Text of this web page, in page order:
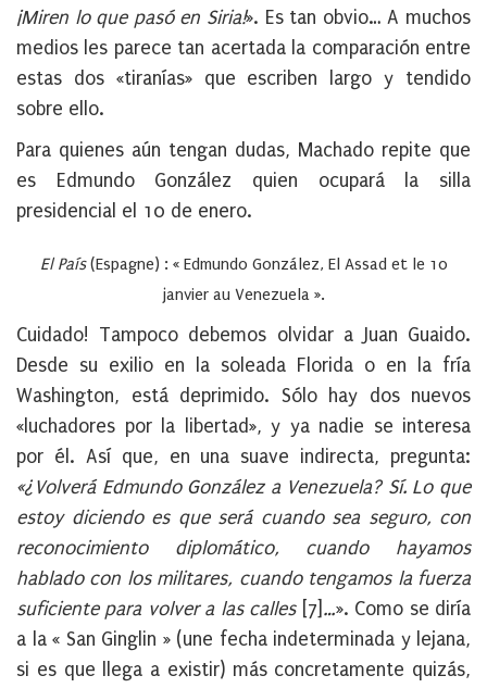
¡Miren lo que pasó en Siria!». Es tan obvio… A muchos
medios les parece tan acertada la comparación entre
estas dos «tiranías» que escriben largo y tendido
sobre ello.
Para quienes aún tengan dudas, Machado repite que
es Edmundo González quien ocupará la silla
presidencial el 10 de enero.
El País(Espagne) : « Edmundo González, El Assad et le 10
janvier au Venezuela ».
Cuidado! Tampoco debemos olvidar a Juan Guaido.
Desde su exilio en la soleada Florida o en la fría
Washington, está deprimido. Sólo hay dos nuevos
«luchadores por la libertad», y ya nadie se interesa
por él. Así que, en una suave indirecta, pregunta:
«¿Volverá Edmundo González a Venezuela? Sí. Lo que
estoy diciendo es que será cuando sea seguro, con
reconocimiento diplomático, cuando hayamos
hablado con los militares, cuando tengamos la fuerza
suficiente para volver a las calles[7] …». Como se diría
a la « San Ginglin » (une fecha indeterminada y lejana,
si es que llega a existir) más concretamente quizás,